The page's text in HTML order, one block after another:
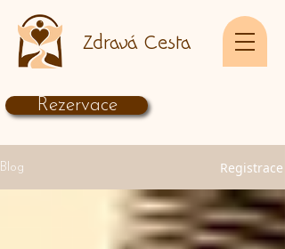
Rezervace
Zdravá Cesta
Blog Registrace